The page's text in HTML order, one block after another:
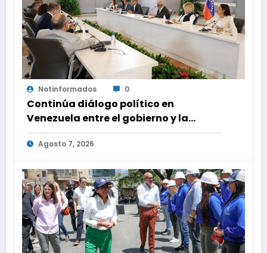
Notinformados 0
Continúa diálogo político en
Venezuela entre el gobierno y la
oposición
Agosto 7, 2026